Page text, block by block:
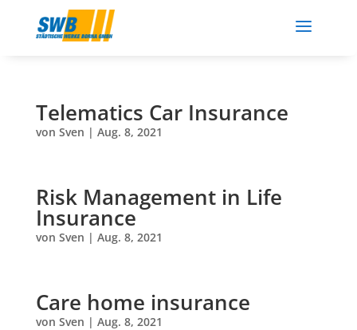
a
Telematics Car Insurance
von Sven | Aug. 8, 2021
Risk Management in Life
Insurance
von Sven | Aug. 8, 2021
Care home insurance
von Sven | Aug. 8, 2021